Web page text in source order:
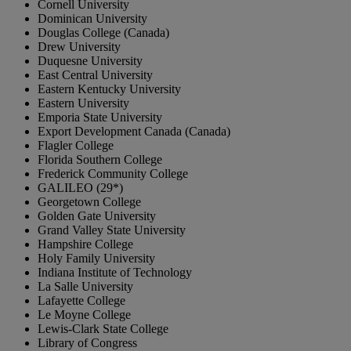
Cornell University
Dominican University
Douglas College (Canada)
Drew University
Duquesne University
East Central University
Eastern Kentucky University
Eastern University
Emporia State University
Export Development Canada (Canada)
Flagler College
Florida Southern College
Frederick Community College
GALILEO (29*)
Georgetown College
Golden Gate University
Grand Valley State University
Hampshire College
Holy Family University
Indiana Institute of Technology
La Salle University
Lafayette College
Le Moyne College
Lewis-Clark State College
Library of Congress